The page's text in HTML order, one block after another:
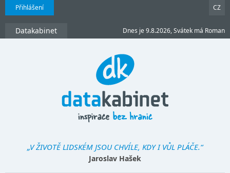
Přihlášení CZ
Datakabinet Dnes je 9.8.2026, Svátek má Roman
„V ŽIVOTĚ LIDSKÉM JSOU CHVÍLE, KDY I VŮL PLÁČE.“
Jaroslav Hašek